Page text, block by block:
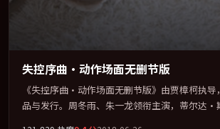
失控序曲·动作场面无删节版
《失控序曲·动作场面无删节版》由贾樟柯执
品与发行。周冬雨、朱一龙领衔主演，蒂尔达·